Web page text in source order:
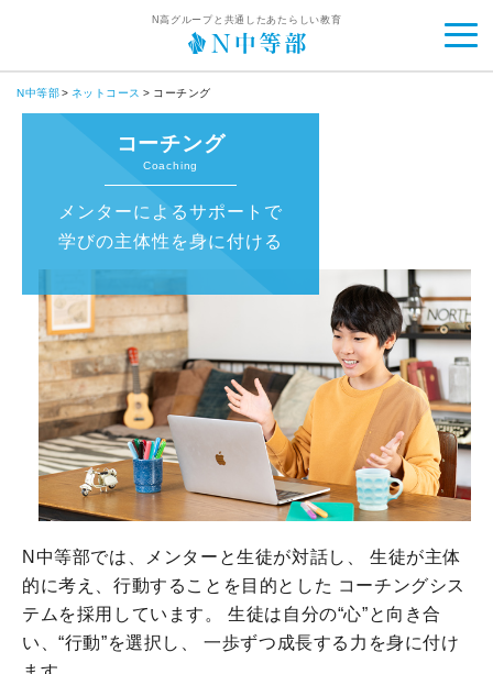
N高グループと共通したあたらしい教育
N中等部 ネットコース コーチング
コーチング
Coaching
メンターによるサポートで
学びの主体性を身に付ける
N中等部では、メンターと生徒が対話し、
生徒が主体
的に考え、行動することを目的とした コーチングシス
テムを採用しています。
生徒は自分の“心”と向き合
い、“行動”を選択し、
一歩ずつ成長する力を身に付け